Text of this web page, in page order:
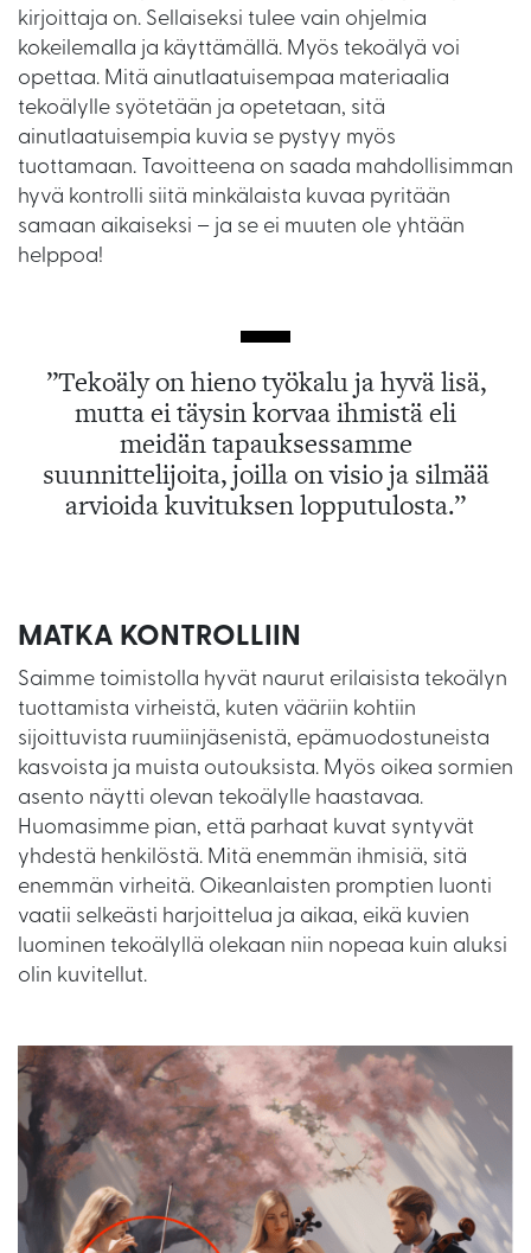
kirjoittaja on. Sellaiseksi tulee vain ohjelmia
kokeilemalla ja käyttämällä. Myös tekoälyä voi
opettaa. Mitä ainutlaatuisempaa materiaalia
tekoälylle syötetään ja opetetaan, sitä
ainutlaatuisempia kuvia se pystyy myös
tuottamaan. Tavoitteena on saada mahdollisimman
hyvä kontrolli siitä minkälaista kuvaa pyritään
samaan aikaiseksi – ja se ei muuten ole yhtään
helppoa!
”Tekoäly on hieno työkalu ja hyvä lisä,
mutta ei täysin korvaa ihmistä eli
meidän tapauksessamme
suunnittelijoita, joilla on visio ja silmää
arvioida kuvituksen lopputulosta.”
MATKA KONTROLLIIN
Saimme toimistolla hyvät naurut erilaisista tekoälyn
tuottamista virheistä, kuten vääriin kohtiin
sijoittuvista ruumiinjäsenistä, epämuodostuneista
kasvoista ja muista outouksista. Myös oikea sormien
asento näytti olevan tekoälylle haastavaa.
Huomasimme pian, että parhaat kuvat syntyvät
yhdestä henkilöstä. Mitä enemmän ihmisiä, sitä
enemmän virheitä. Oikeanlaisten promptien luonti
vaatii selkeästi harjoittelua ja aikaa, eikä kuvien
luominen tekoälyllä olekaan niin nopeaa kuin aluksi
olin kuvitellut.